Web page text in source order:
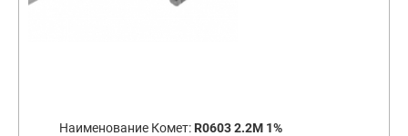
Наименование Комет: R0603 2.2M 1%